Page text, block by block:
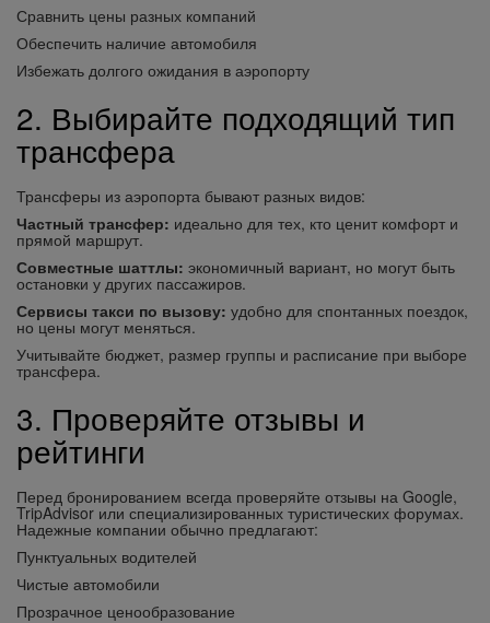
Сравнить цены разных компаний
Обеспечить наличие автомобиля
Избежать долгого ожидания в аэропорту
2. Выбирайте подходящий тип
трансфера
Трансферы из аэропорта бывают разных видов:
Частный трансфер: идеально для тех, кто ценит комфорт и
прямой маршрут.
Совместные шаттлы: экономичный вариант, но могут быть
остановки у других пассажиров.
Сервисы такси по вызову: удобно для спонтанных поездок,
но цены могут меняться.
Учитывайте бюджет, размер группы и расписание при выборе
трансфера.
3. Проверяйте отзывы и
рейтинги
Перед бронированием всегда проверяйте отзывы на Google,
TripAdvisor или специализированных туристических форумах.
Надежные компании обычно предлагают:
Пунктуальных водителей
Чистые автомобили
Прозрачное ценообразование